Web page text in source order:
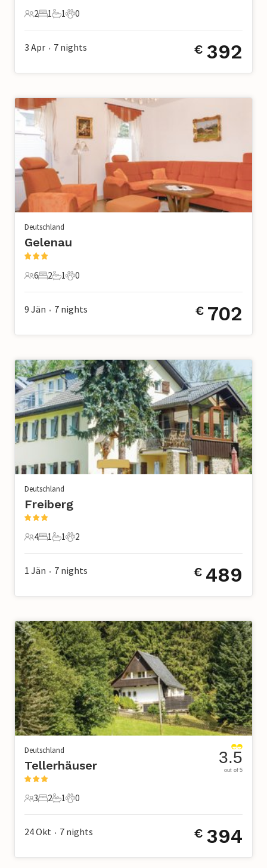
2 Gäste
2
1 Schlafzimmer
1
1 Badezimmer
1
0 Haustiere
0
3 Apr • 7 nights € 392
Deutschland
Gelenau
6 Gäste
6
2 Schlafzimmer
2
1 Badezimmer
1
0 Haustiere
0
9 Jän • 7 nights € 702
Deutschland
Freiberg
4 Gäste
4
1 Schlafzimmer
1
1 Badezimmer
1
2 Haustiere
2
1 Jän • 7 nights € 489
Deutschland
Tellerhäuser
3 Gäste
3
2 Schlafzimmer
2
1 Badezimmer
1
0 Haustiere
0
3.5
out of 5
24 Okt • 7 nights € 394